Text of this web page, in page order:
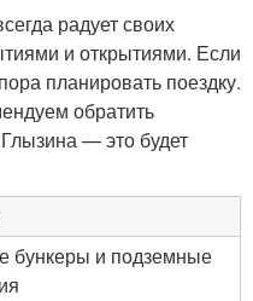
радует своих
и открытиями. Если
планировать поездку.
обратить
— это будет
бункеры и подземные